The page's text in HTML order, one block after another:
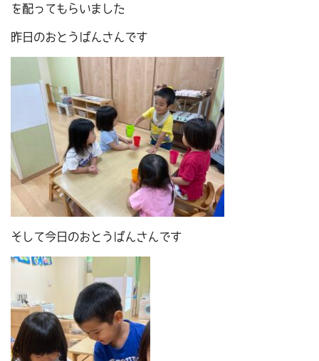
を配ってもらいました
昨日のおとうばんさんです
そして今日のおとうばんさんです